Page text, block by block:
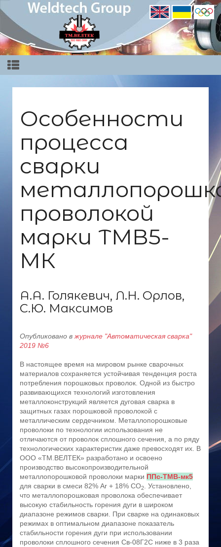
Особенности
процесса
сварки
проволокой
марки ТМВ5-
МК
А.А. Голякевич, Л.Н. Орлов,
С.Ю. Максимов
Опубликовано в журнале "Автоматическая сварка"
2019 №6
В настоящее время на мировом рынке сварочных
материалов сохраняется устойчивая тенденция роста
потребления порошковых проволок. Одной из быстро
развивающихся технологий изготовления
металлоконструкций является дуговая сварка в
защитных газах порошковой проволокой с
металлическим сердечником. Металлопорошковые
проволоки по технологии использования не
отличаются от проволок сплошного сечения, а по ряду
технологических характеристик даже превосходят их. В
ООО «ТМ.ВЕЛТЕК» разработано и освоено
производство высокопроизводительной
металлопорошковой проволоки марки ППс-ТМВ-мк5
для сварки в смеси 82% Ar + 18% CO2
. Установлено,
что металлопорошковая проволока обеспечивает
высокую стабильность горения дуги в широком
диапазоне режимов сварки. При сварке на одинаковых
режимах в оптимальном диапазоне показатель
стабильности горения дуги при использовании
проволоки сплошного сечения Св-08Г2С ниже в 3 раза